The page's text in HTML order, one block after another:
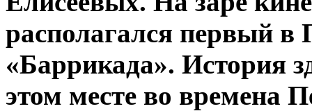
располагался первый в
«Баррикада». История
этом месте во времена